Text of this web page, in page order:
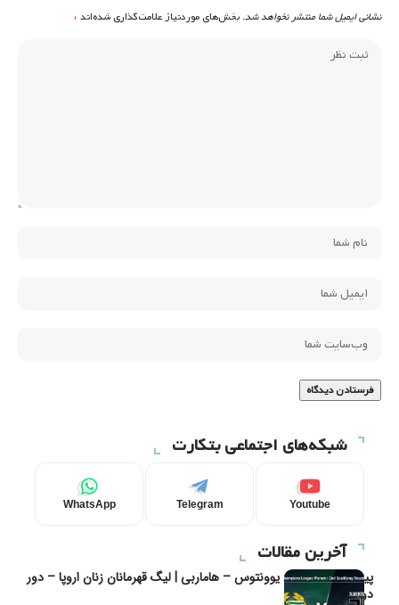
نشانی ایمیل شما منتشر نخواهد شد. بخش‌های موردنیاز علامت‌گذاری شده‌اند*
شبکه‌های اجتماعی بتکارت
Youtube
Telegram
WhatsApp
آخرین مقالات
پیش‌بینی و تحلیل یوونتوس – هاماربی | لیگ قهرمانان زنان اروپا – دور
دوم مرحله